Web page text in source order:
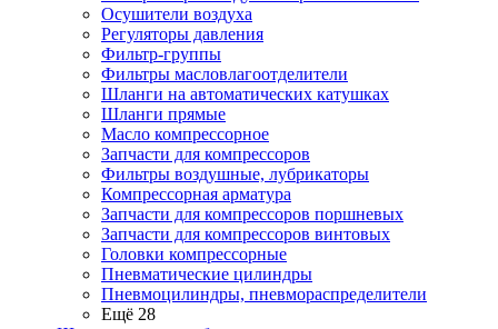
Осушители воздуха
Регуляторы давления
Фильтр-группы
Фильтры масловлагоотделители
Шланги на автоматических катушках
Шланги прямые
Масло компрессорное
Запчасти для компрессоров
Фильтры воздушные, лубрикаторы
Компрессорная арматура
Запчасти для компрессоров поршневых
Запчасти для компрессоров винтовых
Головки компрессорные
Пневматические цилиндры
Пневмоцилиндры, пневмораспределители
Ещё 28